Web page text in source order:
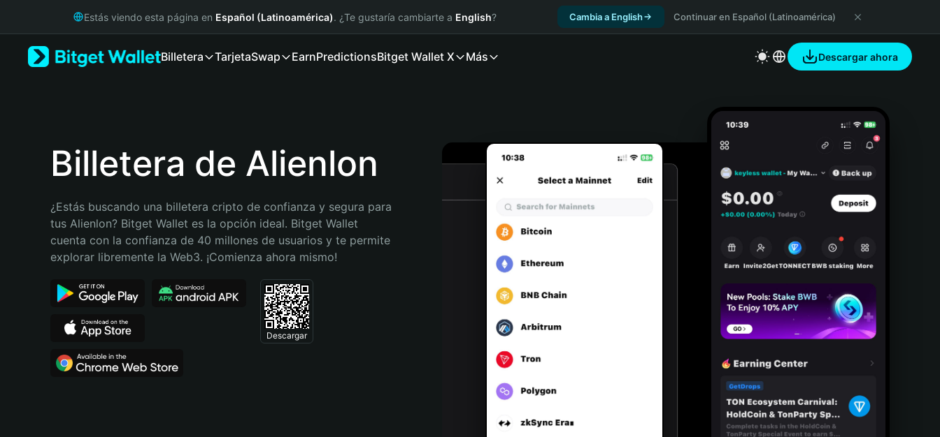
Русский
Bahasa Indonesia
Português (Brasil)
Estás viendo esta página en Español (Latinoamérica). ¿Te gustaría cambiarte a English? Cambia a English Continuar en Español (Latinoamérica)
Billetera TarjetaSwap EarnPredictionsBitget Wallet X Más Descargar ahora
Billetera de Alienlon
¿Estás buscando una billetera cripto de confianza y segura para
tus Alienlon? Bitget Wallet es la opción ideal. Bitget Wallet
cuenta con la confianza de 40 millones de usuarios y te permite
explorar libremente la Web3. ¡Comienza ahora mismo!
Descargar